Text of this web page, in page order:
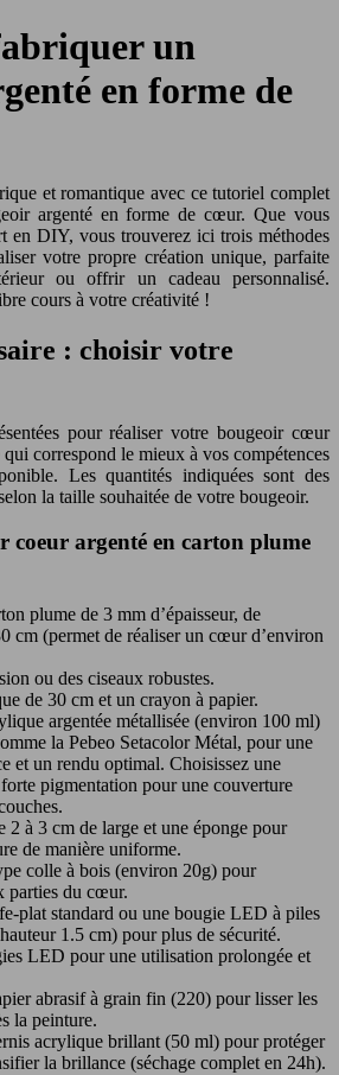
un
en forme de
et romantique avec ce tutoriel complet
argenté en forme de cœur. Que vous
en DIY, vous trouverez ici trois méthodes
votre propre création unique, parfaite
ou offrir un cadeau personnalisé.
cours à votre créativité !
: choisir votre
pour réaliser votre bougeoir cœur
correspond le mieux à vos compétences
Les quantités indiquées sont des
la taille souhaitée de votre bougeoir.
coeur argenté en carton plume
plume de 3 mm d’épaisseur, de
cm (permet de réaliser un cœur d’environ
ou des ciseaux robustes.
de 30 cm et un crayon à papier.
argentée métallisée (environ 100 ml)
la Pebeo Setacolor Métal, pour une
et un rendu optimal. Choisissez une
pigmentation pour une couverture
2 à 3 cm de large et une éponge pour
de manière uniforme.
colle à bois (environ 20g) pour
parties du cœur.
plat standard ou une bougie LED à piles
1.5 cm) pour plus de sécurité.
LED pour une utilisation prolongée et
abrasif à grain fin (220) pour lisser les
la peinture.
acrylique brillant (50 ml) pour protéger
la brillance (séchage complet en 24h).